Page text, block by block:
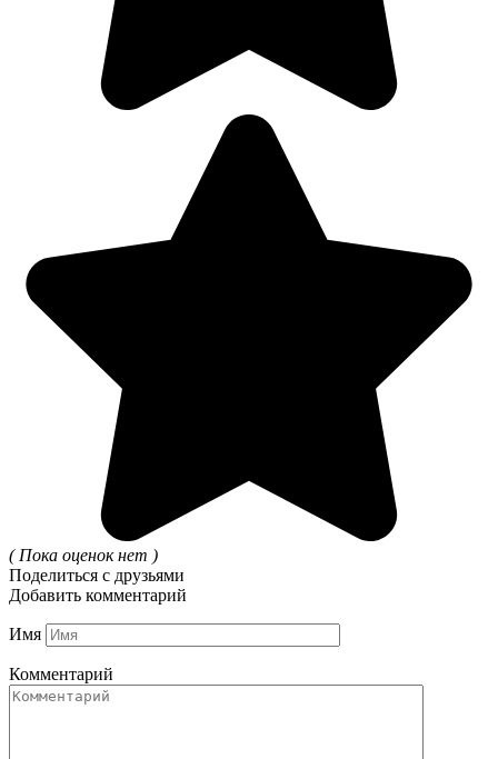
( Пока оценок нет )
Поделиться с друзьями
Добавить комментарий
Имя
Комментарий